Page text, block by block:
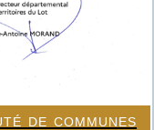
de communes